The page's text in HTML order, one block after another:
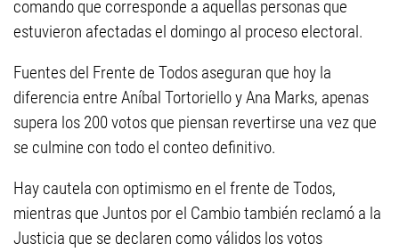
comando que corresponde a aquellas personas que
estuvieron afectadas el domingo al proceso electoral.
Fuentes del Frente de Todos aseguran que hoy la
diferencia entre Aníbal Tortoriello y Ana Marks, apenas
supera los 200 votos que piensan revertirse una vez que
se culmine con todo el conteo definitivo.
Hay cautela con optimismo en el frente de Todos,
mientras que Juntos por el Cambio también reclamó a la
Justicia que se declaren como válidos los votos